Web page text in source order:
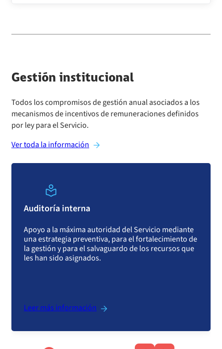
Gestión institucional
Todos los compromisos de gestión anual asociados a los
mecanismos de incentivos de remuneraciones definidos
por ley para el Servicio.
Ver toda la información
Auditoría interna
Apoyo a la máxima autoridad del Servicio mediante
una estrategia preventiva, para el fortalecimiento de
la gestión y para el salvaguardo de los recursos que
les han sido asignados.
Leer más información